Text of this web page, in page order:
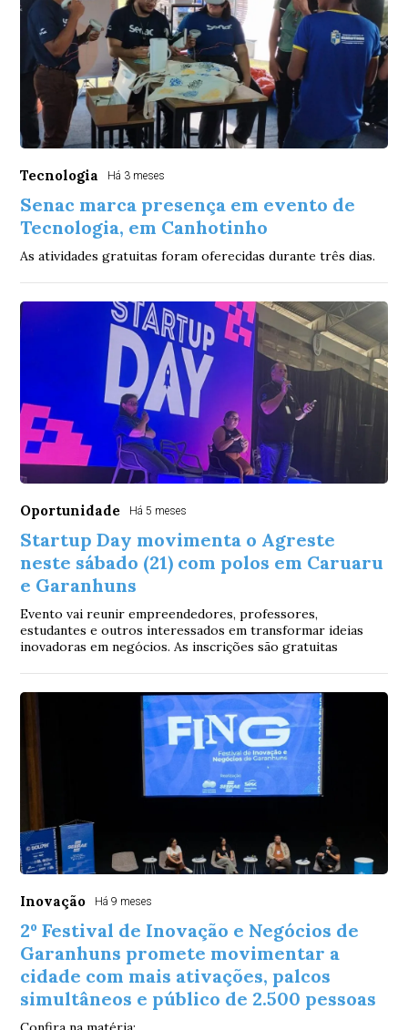
Tecnologia Há 3 meses
Senac marca presença em evento de
Tecnologia, em Canhotinho
As atividades gratuitas foram oferecidas durante três dias.
Oportunidade Há 5 meses
Startup Day movimenta o Agreste
neste sábado (21) com polos em Caruaru
e Garanhuns
Evento vai reunir empreendedores, professores,
estudantes e outros interessados em transformar ideias
inovadoras em negócios. As inscrições são gratuitas
Inovação Há 9 meses
2º Festival de Inovação e Negócios de
Garanhuns promete movimentar a
cidade com mais ativações, palcos
simultâneos e público de 2.500 pessoas